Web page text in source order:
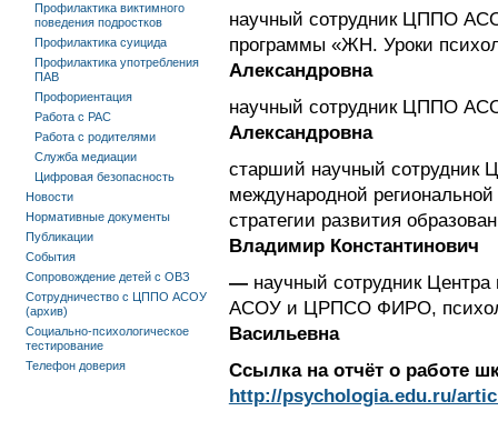
научный сотрудник ЦППО
программы «ЖН. Уроки
Александровна
научный сотрудник ЦППО
Александровна
старший научный сотрудник
международной
стратегии развития
Владимир Константинович
—научный сотрудник Центра
АСОУ и ЦРПСО ФИРО,
Васильевна
Ссылка на отчёт о работе
http://psychologia.edu.ru/
Профилактика виктимного
поведения подростков
Профилактика суицида
Профилактика употребления
ПАВ
Профориентация
Работа с РАС
Работа с родителями
Служба медиации
Цифровая безопасность
Новости
Нормативные документы
Публикации
События
Сопровождение детей с ОВЗ
Сотрудничество с ЦППО АСОУ
(архив)
Социально-психологическое
тестирование
Телефон доверия